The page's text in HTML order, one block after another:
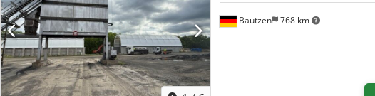
Bautzen 768 km